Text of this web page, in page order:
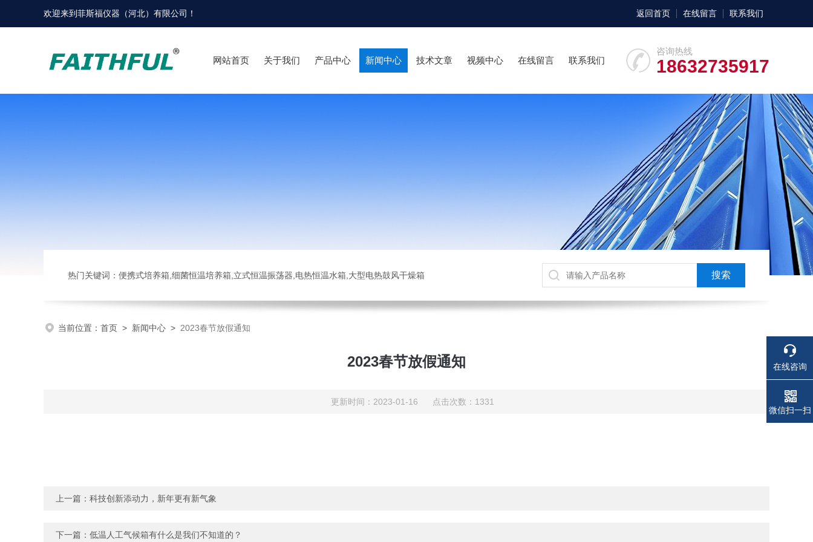
欢迎来到菲斯福仪器（河北）有限公司 ！ 返回首页 在线留言 联系我们
咨询热线
18632735917
网站首页 关于我们 产品中心 新闻中心 技术文章 视频中心 在线留言 联系我们
热门关键词：便携式培养箱,细菌恒温培养箱,立式恒温振荡器,电热恒温水箱,大型电热鼓风干燥箱
当前位置： 首页 > 新闻中心 > 2023春节放假通知
2023春节放假通知
更新时间：2023-01-16 点击次数：1331
上一篇： 科技创新添动力，新年更有新气象
下一篇： 低温人工气候箱有什么是我们不知道的？
在线咨询
电话
电话
微信扫一扫